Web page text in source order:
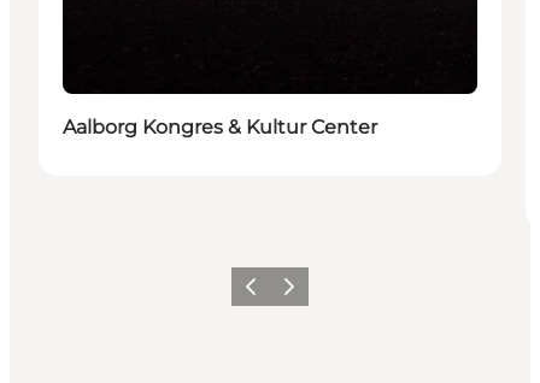
Aalborg Kongres & Kultur Center
ForrigeNæste